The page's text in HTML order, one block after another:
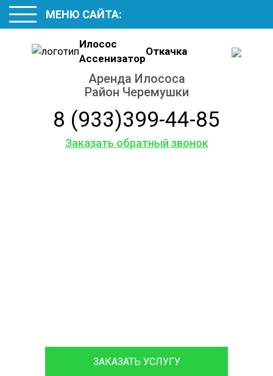
Илосос
Ассенизатор
Откачка
Аренда Илососа
Район Черемушки
8 (933)399-44-85
Заказать обратный звонок
МЕНЮ САЙТА:
ЗАКАЗАТЬ УСЛУГУ